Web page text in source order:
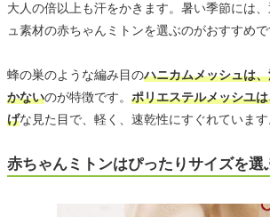
大人の倍以上も汗をかきます。暑い季節には
ュ素材の赤ちゃんミトンを選ぶのがおすすめで
蜂の巣のような編み目のハニカムメッシュは
かないのが特徴です。 ポリエステルメッシユ
げな見た目で、軽く、速乾性にすぐれています
赤ちゃんミトンはぴったりサイズを選